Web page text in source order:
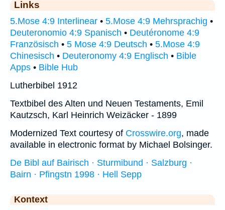
Links
5.Mose 4:9 Interlinear • 5.Mose 4:9 Mehrsprachig •
Deuteronomio 4:9 Spanisch • Deutéronome 4:9
Französisch • 5 Mose 4:9 Deutsch • 5.Mose 4:9
Chinesisch • Deuteronomy 4:9 Englisch • Bible
Apps • Bible Hub
Lutherbibel 1912
Textbibel des Alten und Neuen Testaments, Emil
Kautzsch, Karl Heinrich Weizäcker - 1899
Modernized Text courtesy of Crosswire.org, made
available in electronic format by Michael Bolsinger.
De Bibl auf Bairisch · Sturmibund · Salzburg ·
Bairn · Pfingstn 1998 · Hell Sepp
Kontext